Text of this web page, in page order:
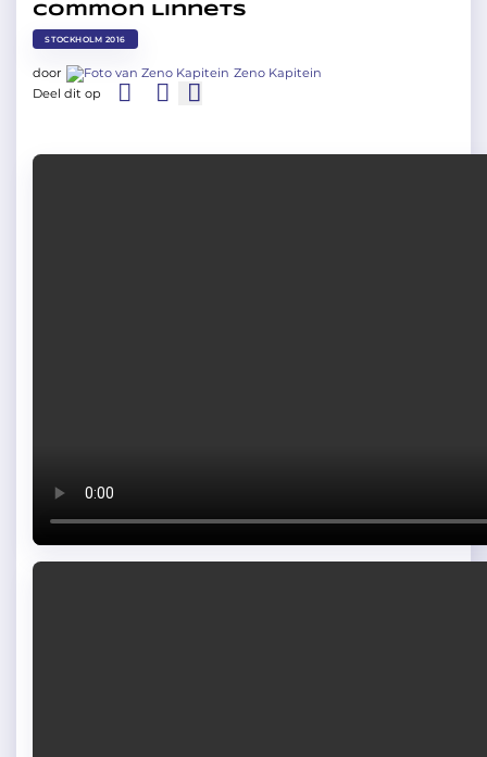
Common Linnets
STOCKHOLM 2016
door
Zeno Kapitein
Deel dit op